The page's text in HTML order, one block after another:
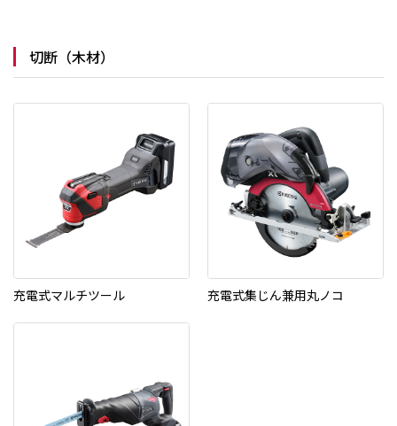
切断（木材）
充電式マルチツール 充電式集じん兼用丸ノコ